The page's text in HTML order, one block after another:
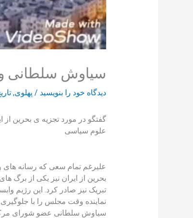
سیاوش سلطانی و
دیدگاه‌ خود را بنویسید / پهلوی,
گفتگو در مورد تجزیه ی بحرین
علوم سیاسی
علیرغم تمام سعی که رسانه های
بحرین از ایران نیز یکی از برگ
تبریک نیز صادر کرد. این رژیم
نماینده وقت مجلس را با جلوگیری
سیاوش سلطانی عضو شورای